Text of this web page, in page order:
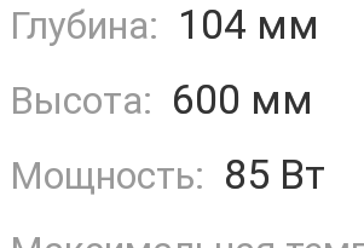
Глубина: 104 мм
Высота: 600 мм
Мощность: 85 Вт